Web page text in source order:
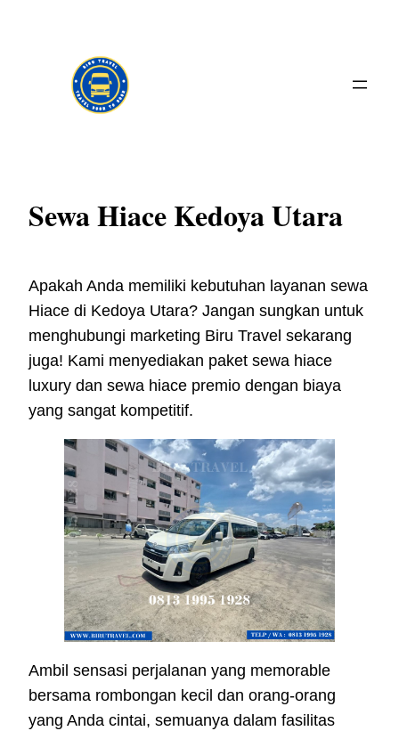
Sewa Hiace Kedoya Utara
Apakah Anda memiliki kebutuhan layanan sewa
Hiace di Kedoya Utara? Jangan sungkan untuk
menghubungi marketing Biru Travel sekarang
juga! Kami menyediakan paket sewa hiace
luxury dan sewa hiace premio dengan biaya
yang sangat kompetitif.
Ambil sensasi perjalanan yang memorable
bersama rombongan kecil dan orang-orang
yang Anda cintai, semuanya dalam fasilitas